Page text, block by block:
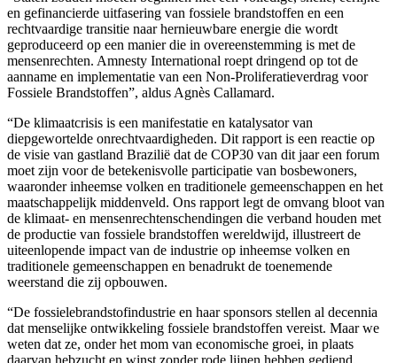
en gefinancierde uitfasering van fossiele brandstoffen en een
rechtvaardige transitie naar hernieuwbare energie die wordt
geproduceerd op een manier die in overeenstemming is met de
mensenrechten. Amnesty International roept dringend op tot de
aanname en implementatie van een Non-Proliferatieverdrag voor
Fossiele Brandstoffen”, aldus Agnès Callamard.
“De klimaatcrisis is een manifestatie en katalysator van
diepgewortelde onrechtvaardigheden. Dit rapport is een reactie op
de visie van gastland Brazilië dat de COP30 van dit jaar een forum
moet zijn voor de betekenisvolle participatie van bosbewoners,
waaronder inheemse volken en traditionele gemeenschappen en het
maatschappelijk middenveld. Ons rapport legt de omvang bloot van
de klimaat- en mensenrechtenschendingen die verband houden met
de productie van fossiele brandstoffen wereldwijd, illustreert de
uiteenlopende impact van de industrie op inheemse volken en
traditionele gemeenschappen en benadrukt de toenemende
weerstand die zij opbouwen.
“De fossielebrandstofindustrie en haar sponsors stellen al decennia
dat menselijke ontwikkeling fossiele brandstoffen vereist. Maar we
weten dat ze, onder het mom van economische groei, in plaats
daarvan hebzucht en winst zonder rode lijnen hebben gediend,